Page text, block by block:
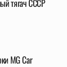
тягач СССР
MG Car